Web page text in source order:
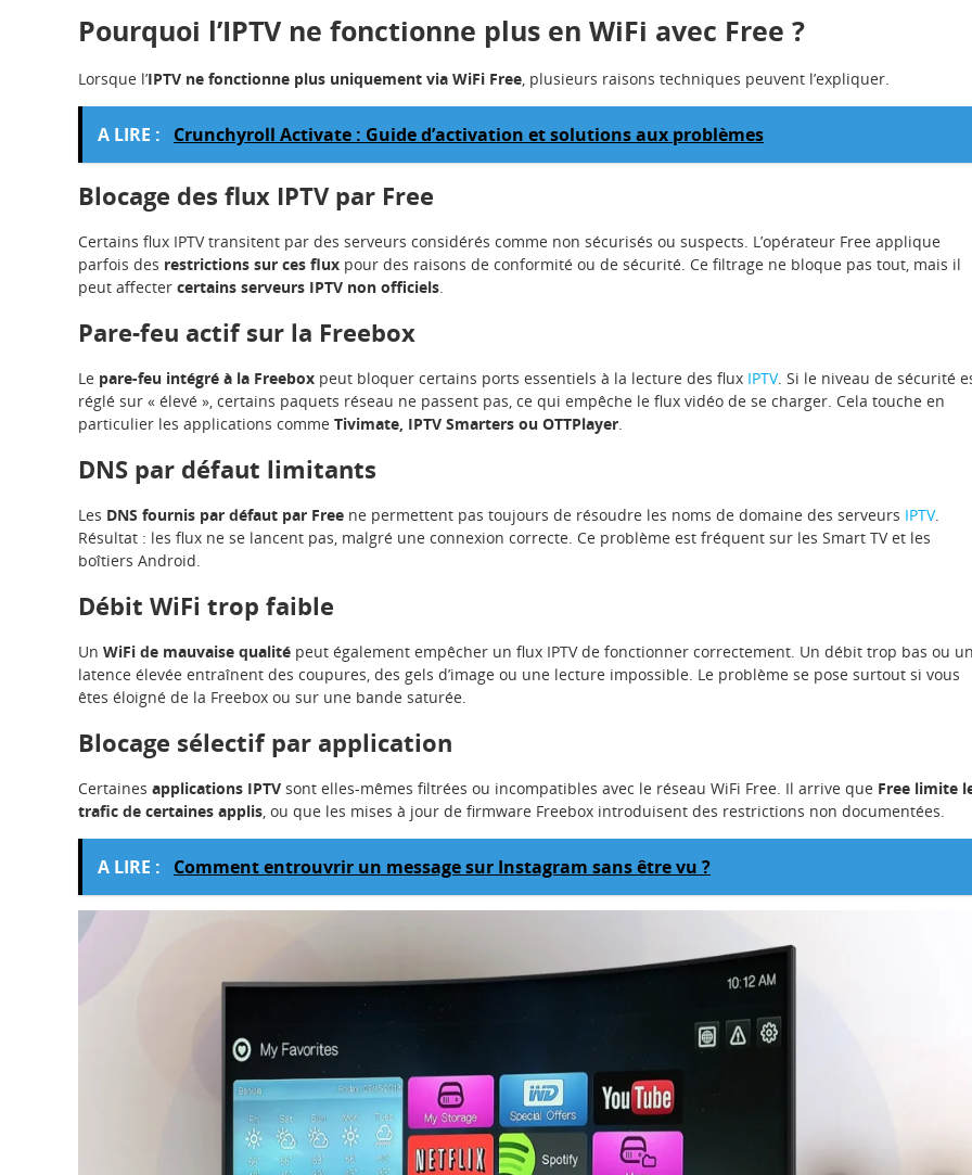
Pourquoi l’IPTV ne fonctionne plus en WiFi avec Free ?
Lorsque l’IPTV ne fonctionne plus uniquement via WiFi Free, plusieurs raisons techniques peuvent l’expliquer.
A LIRE : Crunchyroll Activate : Guide d’activation et solutions aux problèmes
Blocage des flux IPTV par Free
Certains flux IPTV transitent par des serveurs considérés comme non sécurisés ou suspects. L’opérateur Free applique
parfois des restrictions sur ces flux pour des raisons de conformité ou de sécurité. Ce filtrage ne bloque pas tout, mais il
peut affecter certains serveurs IPTV non officiels.
Pare-feu actif sur la Freebox
Le pare-feu intégré à la Freebox peut bloquer certains ports essentiels à la lecture des flux IPTV. Si le niveau de sécurité
réglé sur « élevé », certains paquets réseau ne passent pas, ce qui empêche le flux vidéo de se charger. Cela touche en
particulier les applications comme Tivimate, IPTV Smarters ou OTTPlayer.
DNS par défaut limitants
Les DNS fournis par défaut par Free ne permettent pas toujours de résoudre les noms de domaine des serveurs IPTV.
Résultat : les flux ne se lancent pas, malgré une connexion correcte. Ce problème est fréquent sur les Smart TV et les
boîtiers Android.
Débit WiFi trop faible
Un WiFi de mauvaise qualité peut également empêcher un flux IPTV de fonctionner correctement. Un débit trop bas ou
latence élevée entraînent des coupures, des gels d’image ou une lecture impossible. Le problème se pose surtout si vous
êtes éloigné de la Freebox ou sur une bande saturée.
Blocage sélectif par application
Certaines applications IPTV sont elles-mêmes filtrées ou incompatibles avec le réseau WiFi Free. Il arrive que Free limite
trafic de certaines applis, ou que les mises à jour de firmware Freebox introduisent des restrictions non documentées.
A LIRE : Comment entrouvrir un message sur Instagram sans être vu ?